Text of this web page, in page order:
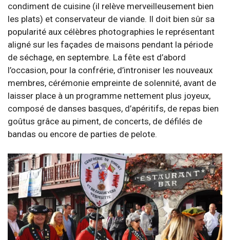
condiment de cuisine (il relève merveilleusement bien
les plats) et conservateur de viande. Il doit bien sûr sa
popularité aux célèbres photographies le représentant
aligné sur les façades de maisons pendant la période
de séchage, en septembre. La fête est d’abord
l’occasion, pour la confrérie, d’introniser les nouveaux
membres, cérémonie empreinte de solennité, avant de
laisser place à un programme nettement plus joyeux,
composé de danses basques, d’apéritifs, de repas bien
goûtus grâce au piment, de concerts, de défilés de
bandas ou encore de parties de pelote.